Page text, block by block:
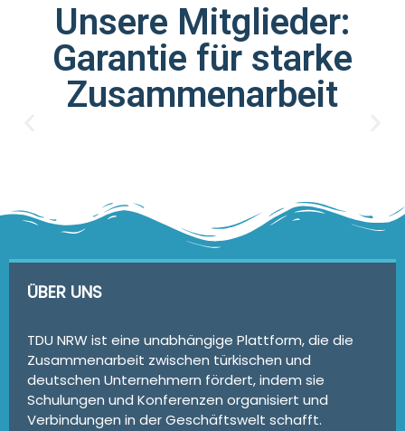
Unsere Mitglieder:
Garantie für starke
Zusammenarbeit
ÜBER UNS
TDU NRW ist eine unabhängige Plattform, die die
Zusammenarbeit zwischen türkischen und
deutschen Unternehmern fördert, indem sie
Schulungen und Konferenzen organisiert und
Verbindungen in der Geschäftswelt schafft.